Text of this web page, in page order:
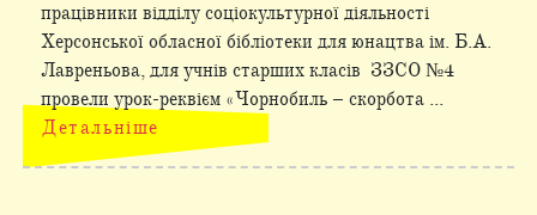
працівники відділу соціокультурної діяльності
Херсонської обласної бібліотеки для юнацтва ім. Б.А.
Лавреньова, для учнів старших класів ЗЗСО №4
провели урок-реквієм «Чорнобиль – скорбота ...
Детальніше